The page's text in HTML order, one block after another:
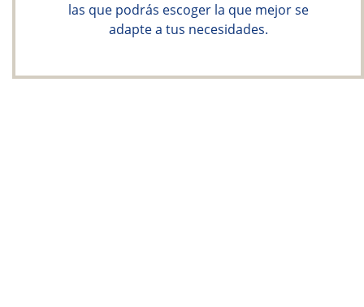
las que podrás escoger la que mejor se
adapte a tus necesidades.